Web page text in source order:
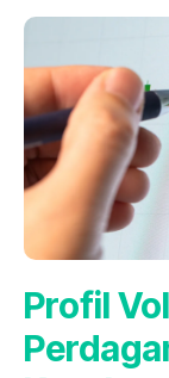
Profil